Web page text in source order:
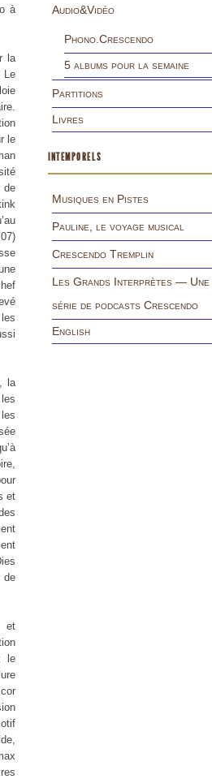
à
la
Le
le
de
la
et
de
et
le
Audio&Vidéo
Phono.Crescendo
5 albums pour la semaine
Partitions
Livres
INTEMPORELS
Musiques en Pistes
Pauline, le voyage musical
Crescendo Tremplin
Les Grands Interprètes — Une
série de podcasts Crescendo
English